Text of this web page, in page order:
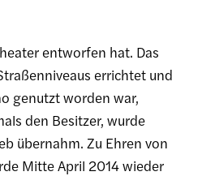
entworfen hat. Das
errichtet und
genutzt worden war,
den Besitzer, wurde
übernahm. Zu Ehren von
Mitte April 2014 wieder